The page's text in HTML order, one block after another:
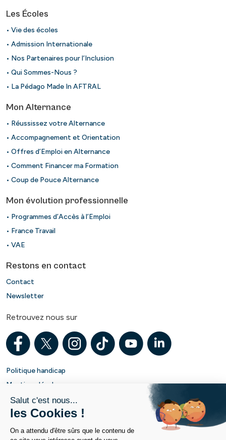
Les Écoles
• Vie des écoles
• Admission Internationale
• Nos Partenaires pour l’Inclusion
• Qui Sommes-Nous ?
• La Pédago Made In AFTRAL
Mon Alternance
• Réussissez votre Alternance
• Accompagnement et Orientation
• Offres d’Emploi en Alternance
• Comment Financer ma Formation
• Coup de Pouce Alternance
Mon évolution professionnelle
• Programmes d’Accès à l’Emploi
• France Travail
• VAE
Restons en contact
Contact
Newsletter
Retrouvez nous sur
Politique handicap
Mentions légales